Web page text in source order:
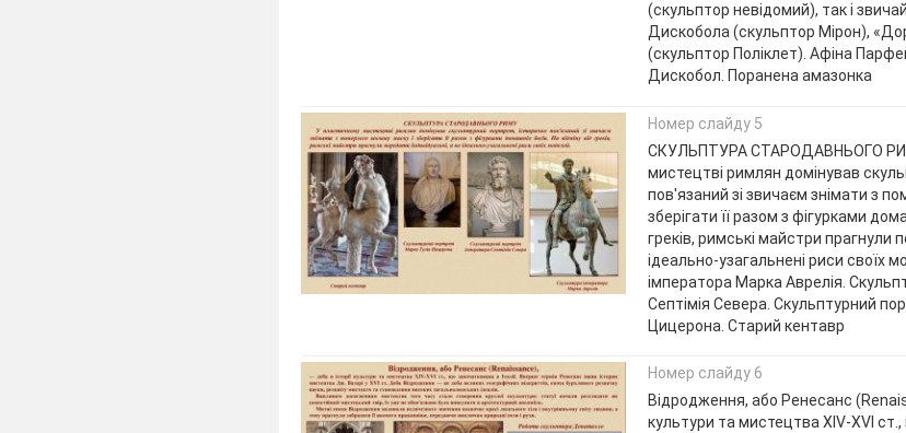
(скульптор невідомий), так і
Дискобола (скульптор Мірон),
(скульптор Поліклет). Афіна
Дискобол. Поранена амазонка
Номер слайду 5
СКУЛЬПТУРА СТАРОДАВНЬОГО
мистецтві римлян домінував
пов'язаний зі звичаєм знімати з
зберігати її разом з фігурками
греків, римські майстри прагнули
ідеально-узагальнені риси своїх
імператора Марка Аврелія.
Септімія Севера. Скульптурний
Цицерона. Старий кентавр
Номер слайду 6
Відродження, або Ренесанс
культури та мистецтва ХІV-ХVІ ст.,